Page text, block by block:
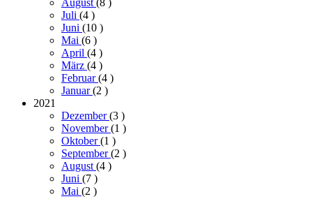
August (8 )
Juli (4 )
Juni (10 )
Mai (6 )
April (4 )
März (4 )
Februar(4 )
Januar(2 )
2021
Dezember(3 )
November(1 )
Oktober(1 )
September(2 )
August (4 )
Juni (7 )
Mai (2 )